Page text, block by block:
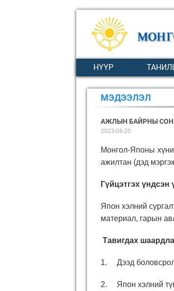
НҮҮР
МЭДЭЭЛЭЛ
АЖЛЫН БАЙРНЫ
2023-06-20
Монгол-Японы
ажилтан (дэд
Гүйцэтгэх үндсэн
Япон хэлний
материал, гарын
Тавигдах
1. Дээд
2. Япон хэлний